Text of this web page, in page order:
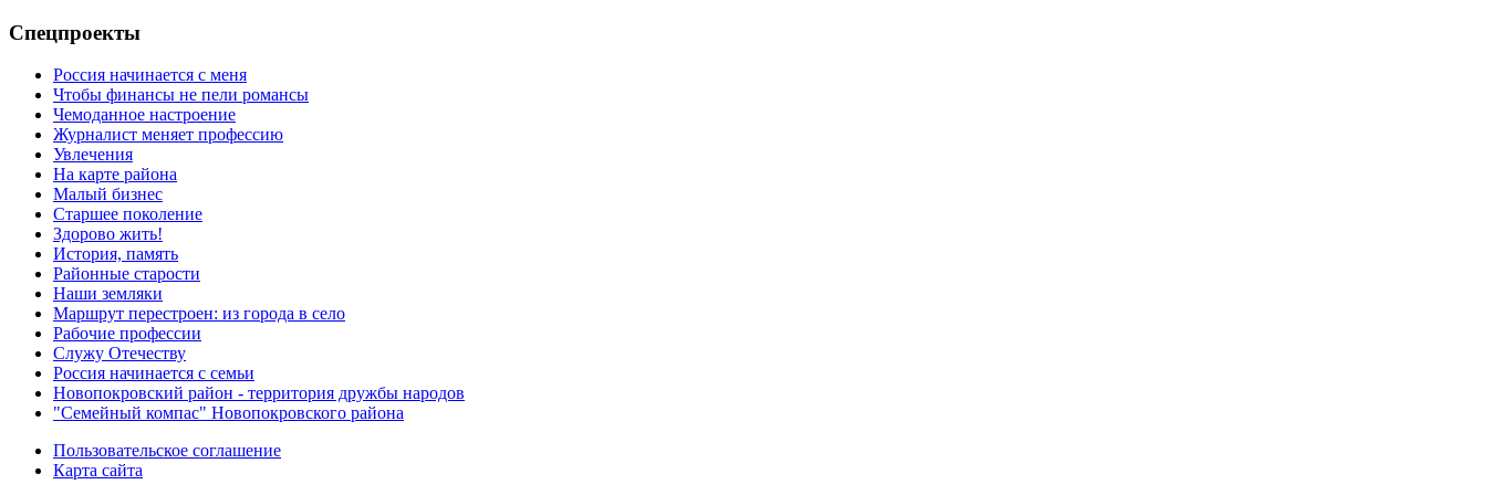
Спецпроекты
Россия начинается с меня
Чтобы финансы не пели романсы
Чемоданное настроение
Журналист меняет профессию
Увлечения
На карте района
Малый бизнес
Старшее поколение
Здорово жить!
История, память
Районные старости
Наши земляки
Маршрут перестроен: из города в село
Рабочие профессии
Служу Отечеству
Россия начинается с семьи
Новопокровский район - территория дружбы народов
"Семейный компас" Новопокровского района
Пользовательское соглашение
Карта сайта